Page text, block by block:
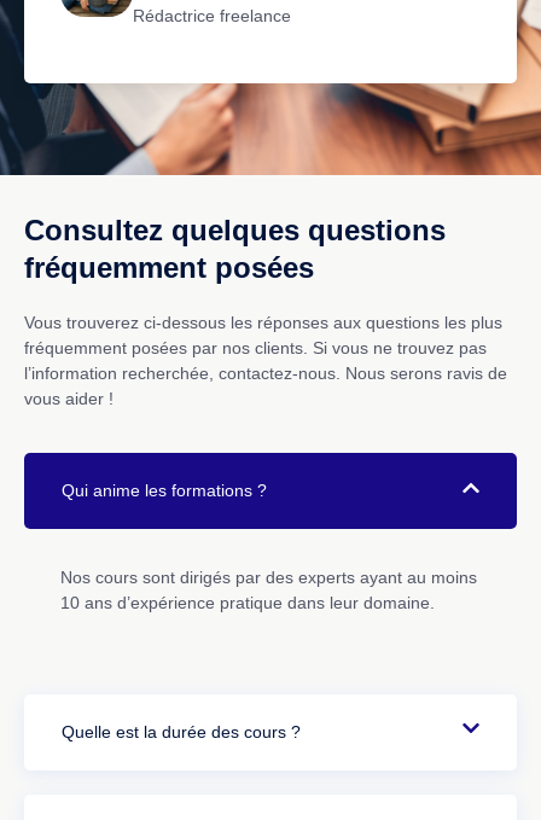
Rédactrice freelance
Consultez quelques questions
fréquemment posées
Vous trouverez ci-dessous les réponses aux questions les plus
fréquemment posées par nos clients. Si vous ne trouvez pas
l’information recherchée, contactez-nous. Nous serons ravis de
vous aider !
Qui anime les formations ?
Nos cours sont dirigés par des experts ayant au moins
10 ans d’expérience pratique dans leur domaine.
Quelle est la durée des cours ?